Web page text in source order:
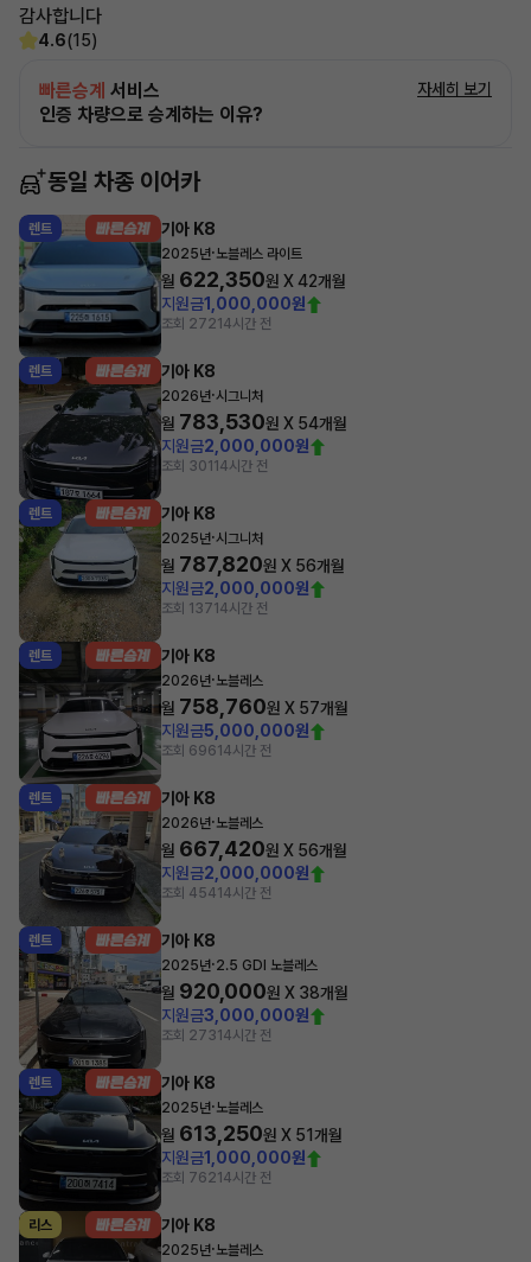
감사합니다
4.6(15)
빠른승계 서비스
인증 차량으로 승계하는 이유?
자세히 보기
동일 차종 이어카
렌트 기아 K8
2025년·노블레스 라이트
월 622,350원 X42개월
지원금1,000,000원
조회 27214시간 전
렌트 기아 K8
2026년·시그니처
월 783,530원 X 54개월
지원금2,000,000원
조회 301 14시간 전
렌트 기아 K8
2025년·시그니처
월 787,820원 X 56개월
지원금2,000,000원
조회 13714시간 전
렌트 기아 K8
2026년·노블레스
월 758,760원 X 57개월
지원금5,000,000원
조회 69614시간 전
렌트 기아 K8
2026년·노블레스
월 667,420원 X 56개월
지원금2,000,000원
조회 45414시간 전
렌트 기아 K8
2025년·2.5 GDI 노블레스
월 920,000원 X 38개월
지원금3,000,000원
조회 27314시간 전
렌트 기아 K8
2025년·노블레스
월 613,250원 X 51개월
지원금1,000,000원
조회 76214시간 전
리스 기아 K8
2025년·노블레스